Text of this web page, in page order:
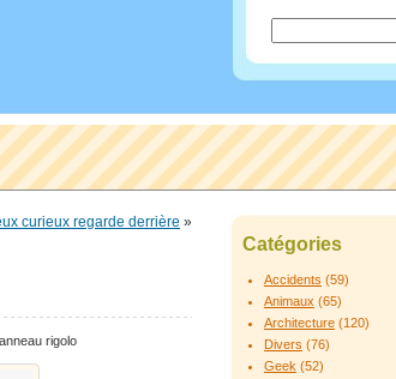
curieux regarde derrière »
rigolo
Catégories
Accidents (59)
Animaux (65)
Architecture (120)
Divers (76)
Geek (52)